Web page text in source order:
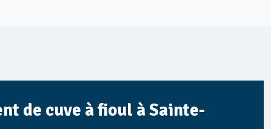
de cuve à fioul à Sainte-